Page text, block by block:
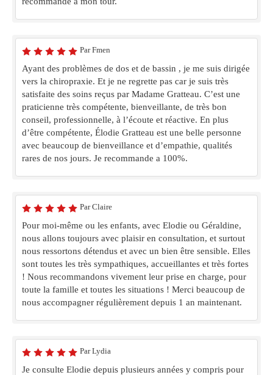
Par Fmen
Ayant des problèmes de dos et de bassin , je me suis dirigée
vers la chiropraxie. Et je ne regrette pas car je suis très
satisfaite des soins reçus par Madame Gratteau. C’est une
praticienne très compétente, bienveillante, de très bon
conseil, professionnelle, à l’écoute et réactive. En plus
d’être compétente, Élodie Gratteau est une belle personne
avec beaucoup de bienveillance et d’empathie, qualités
rares de nos jours. Je recommande a 100%.
Par Claire
Pour moi-même ou les enfants, avec Elodie ou Géraldine,
nous allons toujours avec plaisir en consultation, et surtout
nous ressortons détendus et avec un bien être sensible. Elles
sont toutes les très sympathiques, accueillantes et très fortes
! Nous recommandons vivement leur prise en charge, pour
toute la famille et toutes les situations ! Merci beaucoup de
nous accompagner régulièrement depuis 1 an maintenant.
Par Lydia
Je consulte Elodie depuis plusieurs années y compris pour